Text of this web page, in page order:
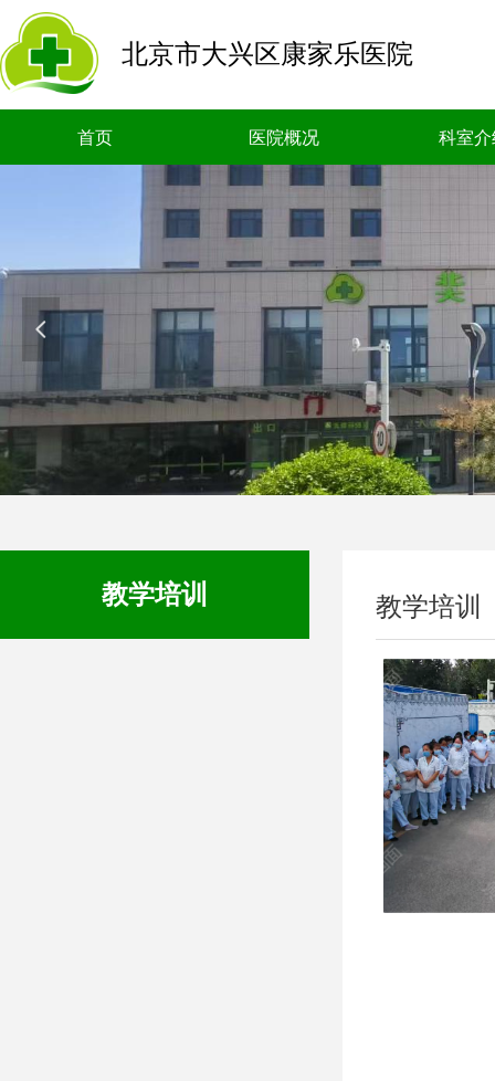
北京市大兴区康家乐医院
首页 医院概况 科室介
넳
教学培训
教学培训